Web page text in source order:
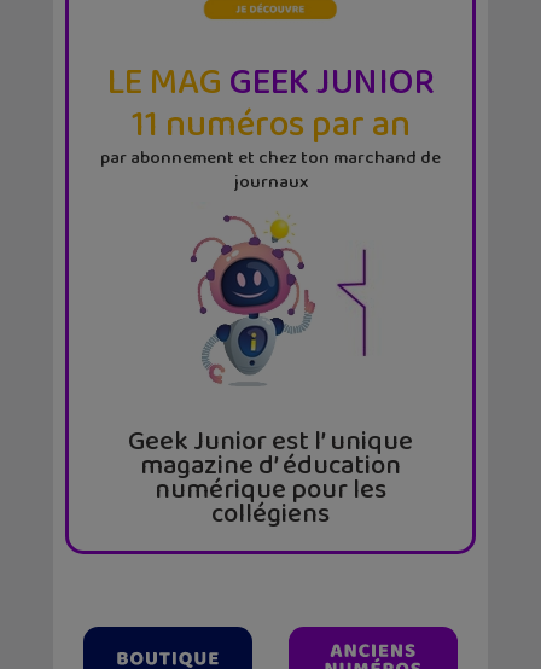
LE MAGGEEK JUNIOR
11 numéros par an
par abonnement et chez ton marchand de
journaux
Geek Junior est l’ unique
magazine d’ éducation
numérique pour les
collégiens